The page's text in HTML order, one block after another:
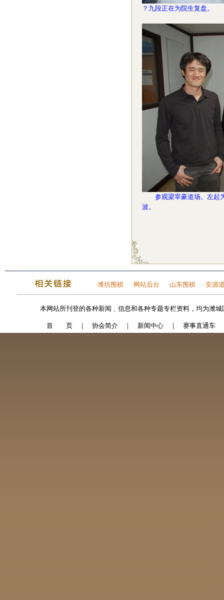
？九段正在为院生复盘。
参观梁宰豪道场。左起为
波。
·潍坊围棋 · 网站后台 ·山东围棋 ·安源
本网站所刊登的各种新闻﹑信息和各种专题专栏资料，均为潍
首 页｜ 协会简介｜ 新闻中心｜ 赛事直通车